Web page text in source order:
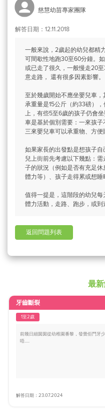
慈慧幼苗專家團隊
解答日期：12.11.2018
一般來說，2歲起的幼兒都精
可間歇性地跑30至60分鐘。
或已走了很久，一般慢走20
意走路， 還有很多因素影響。
至於幾歲開始不應坐嬰兒車
承重量是15公斤（約33磅）
上，有些5至6歲的孩子仍會
車是基於個別需要：一來孩
三來嬰兒車可以承重物、方便
如果家長的出發點是想孩子
兒上街前先考慮以下幾點：
子的狀況（例如是否有充足
體力等）、孩子走得累或想睡
值得一提是，這階段的幼兒
體力活動，走路、跑步，或到
返回問題列表
最
牙齒斷裂
1至2歲
前幾日細囡囡從幼稚園番黎，發覺佢門牙
唔.....
解答日期：23.07.2024